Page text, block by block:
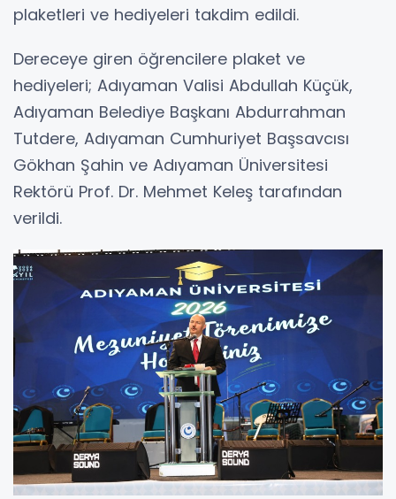
plaketleri ve hediyeleri takdim edildi.
Dereceye giren öğrencilere plaket ve
hediyeleri; Adıyaman Valisi Abdullah Küçük,
Adıyaman Belediye Başkanı Abdurrahman
Tutdere, Adıyaman Cumhuriyet Başsavcısı
Gökhan Şahin ve Adıyaman Üniversitesi
Rektörü Prof. Dr. Mehmet Keleş tarafından
verildi.